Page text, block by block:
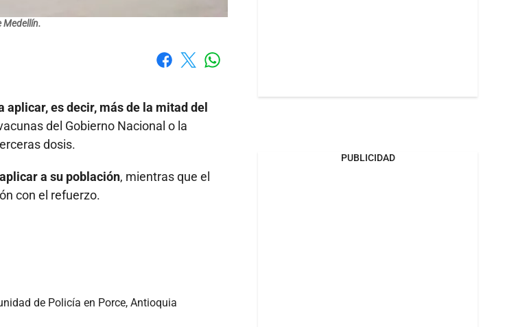
Medellín.
es decir, más de la mitad del
del Gobierno Nacional o la
dosis.
a su población, mientras que el
con el refuerzo.
de Policía en Porce, Antioquia
PUBLICIDAD